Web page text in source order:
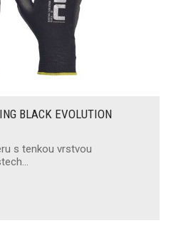
BLACK EVOLUTION
s tenkou vrstvou